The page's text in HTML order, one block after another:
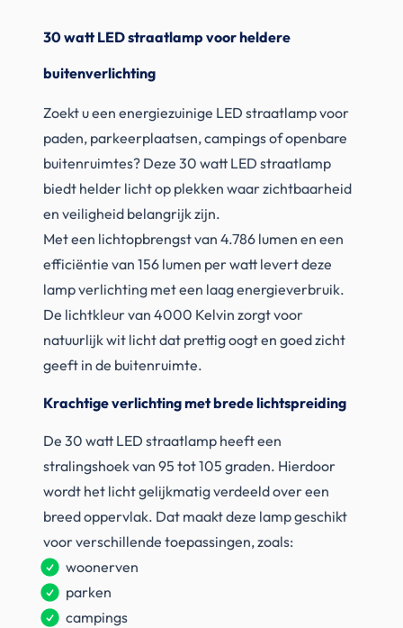
30 watt LED straatlamp voor heldere
buitenverlichting
Zoekt u een energiezuinige LED straatlamp voor
paden, parkeerplaatsen, campings of openbare
buitenruimtes? Deze 30 watt LED straatlamp
biedt helder licht op plekken waar zichtbaarheid
en veiligheid belangrijk zijn.
Met een lichtopbrengst van 4.786 lumen en een
efficiëntie van 156 lumen per watt levert deze
lamp verlichting met een laag energieverbruik.
De lichtkleur van 4000 Kelvin zorgt voor
natuurlijk wit licht dat prettig oogt en goed zicht
geeft in de buitenruimte.
Krachtige verlichting met brede lichtspreiding
De 30 watt LED straatlamp heeft een
stralingshoek van 95 tot 105 graden. Hierdoor
wordt het licht gelijkmatig verdeeld over een
breed oppervlak. Dat maakt deze lamp geschikt
voor verschillende toepassingen, zoals:
woonerven
parken
campings